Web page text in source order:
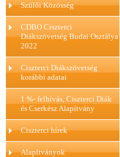
Szülői Közösség
CDBO Ciszterci
Diákszövetség Budai Osztálya
2022
Ciszterci Diákszövetség
korábbi adatai
1 %- felhívás, Ciszterci Diák
és Cserkész Alapítvány
Ciszterci hírek
Alapítványok